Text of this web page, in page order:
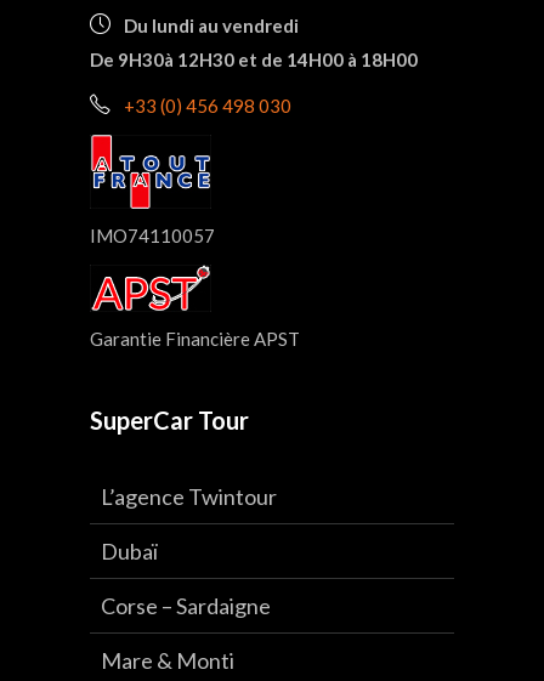
Du lundi au vendredi
De 9H30à 12H30 et de 14H00 à 18H00
+33 (0) 456 498 030
IMO74110057
Garantie Financière APST
SuperCar Tour
L’agence Twintour
Dubaï
Corse – Sardaigne
Mare & Monti